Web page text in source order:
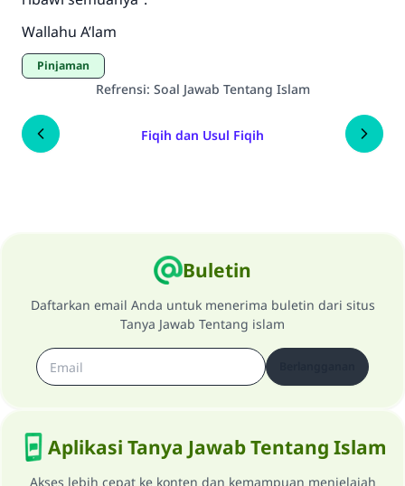
Wallahu A’lam
Pinjaman
Refrensi: Soal Jawab Tentang Islam
Fiqih dan Usul Fiqih
Buletin
Daftarkan email Anda untuk menerima buletin dari situs
Tanya Jawab Tentang islam
Aplikasi Tanya Jawab Tentang Islam
Akses lebih cepat ke konten dan kemampuan menjelajah